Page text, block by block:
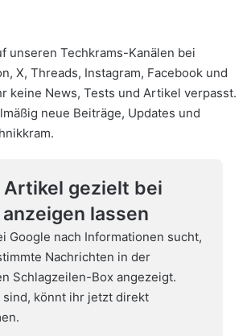
unseren Techkrams-Kanälen bei
, X, Threads, Instagram, Facebook und
keine News, Tests und Artikel verpasst.
neue Beiträge, Updates und
Artikel gezielt bei
lassen
Google nach Informationen sucht,
Nachrichten in der
Schlagzeilen-Box angezeigt.
sind, könnt ihr jetzt direkt